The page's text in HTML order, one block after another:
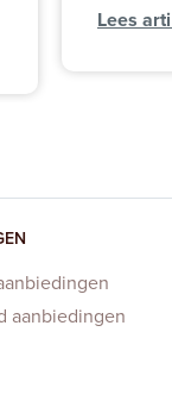
Lees
aanbiedingen